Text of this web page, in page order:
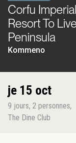
Corfu
Resort To
Peninsula
Kommeno
je 15 oct
9 jours, 2 personnes,
The Dine Club